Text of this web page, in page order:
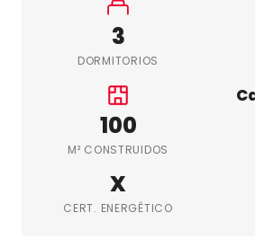
3
DORMITORIOS
100
M² CONSTRUIDOS
X
CERT. ENERGÉTICO